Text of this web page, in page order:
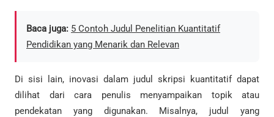
Baca juga: 5 Contoh Judul Penelitian Kuantitatif
Pendidikan yang Menarik dan Relevan
Di sisi lain, inovasi dalam judul skripsi kuantitatif dapat
dilihat dari cara penulis menyampaikan topik atau
pendekatan yang digunakan. Misalnya, judul yang